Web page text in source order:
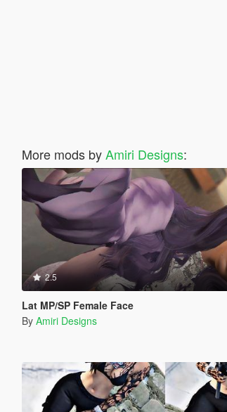
More mods byAmiri Designs:
2.5
Lat MP/SP Female Face
By Amiri Designs